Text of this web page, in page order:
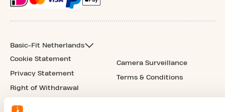
Basic-Fit Netherlands
Cookie Statement
Privacy Statement
Right of Withdrawal
Camera Surveillance
Terms & Conditions